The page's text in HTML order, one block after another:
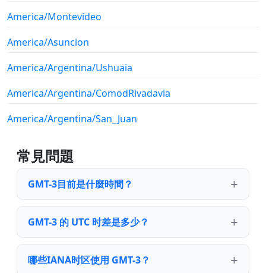
America/Montevideo
America/Asuncion
America/Argentina/Ushuaia
America/Argentina/ComodRivadavia
America/Argentina/San_Juan
常見問題
GMT-3目前是什麼時間？
GMT-3 的 UTC 时差是多少？
哪些IANA时区使用 GMT-3？